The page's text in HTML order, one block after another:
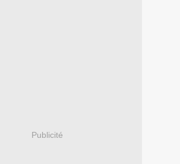
Publicité